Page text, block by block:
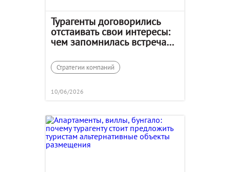
Турагенты договорились
отстаивать свои интересы:
чем запомнилась встреча
Стратегии компаний
10/06/2026